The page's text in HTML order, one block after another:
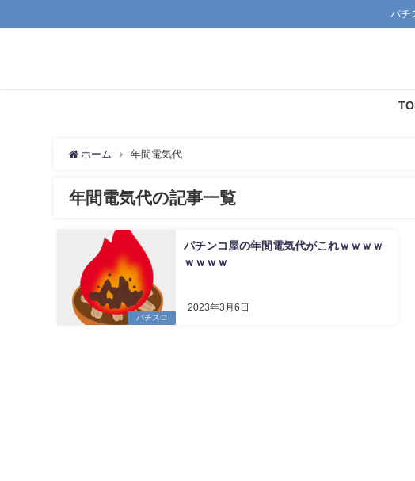
パチ
ホーム 年間電気代
年間電気代の記事一覧
パチスロ
パチンコ屋の年間電気代がこれｗｗｗｗ
ｗｗｗｗ
2023年3月6日